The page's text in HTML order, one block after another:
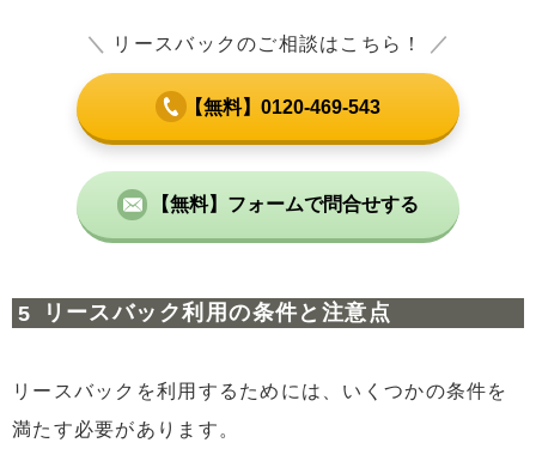
＼ リースバックのご相談はこちら！ ／
【無料】0120-469-543
【無料】フォームで問合せする
リースバック利用の条件と注意点
リースバックを利用するためには、いくつかの条件を
満たす必要があります。